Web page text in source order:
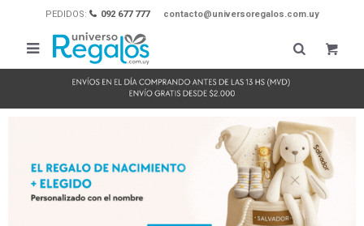
PEDIDOS: 092 677 777 contacto@universoregalos.com.uy
